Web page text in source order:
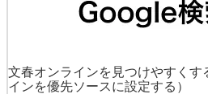
文春オンラインを見つけやすくす
インを優先ソースに設定する）